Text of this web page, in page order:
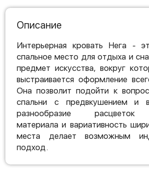
Описание
Интерьерная кровать Нега -
спальное место для отдыха и
предмет искусства, вокруг
выстраивается оформление
Она позволит подойти к
спальни с предвкушением и
разнообразие расцветок
материала и вариативность
места делает возможным
подход.